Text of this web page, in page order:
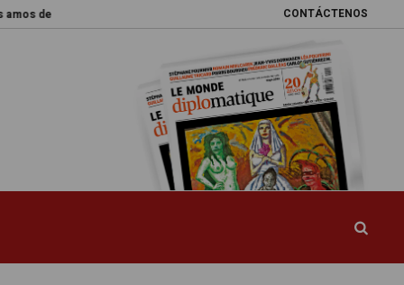
CONTÁCTENOS
mundo La esquiva reforma del